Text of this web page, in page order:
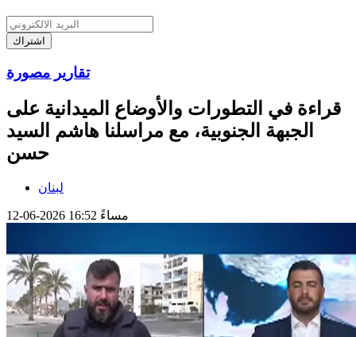
اشتراك
تقارير مصورة
قراءة في التطورات والأوضاع الميدانية على
الجبهة الجنوبية، مع مراسلنا هاشم السيد
حسن
لبنان
12-06-2026 16:52 مساءً